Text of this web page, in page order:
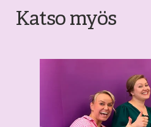
Katso myös